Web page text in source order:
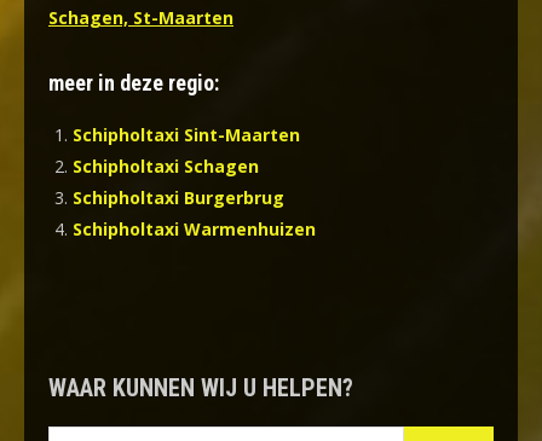
Schagen, St-Maarten
meer in deze regio:
Schipholtaxi Sint-Maarten
Schipholtaxi Schagen
Schipholtaxi Burgerbrug
Schipholtaxi Warmenhuizen
WAAR KUNNEN WIJ U HELPEN?